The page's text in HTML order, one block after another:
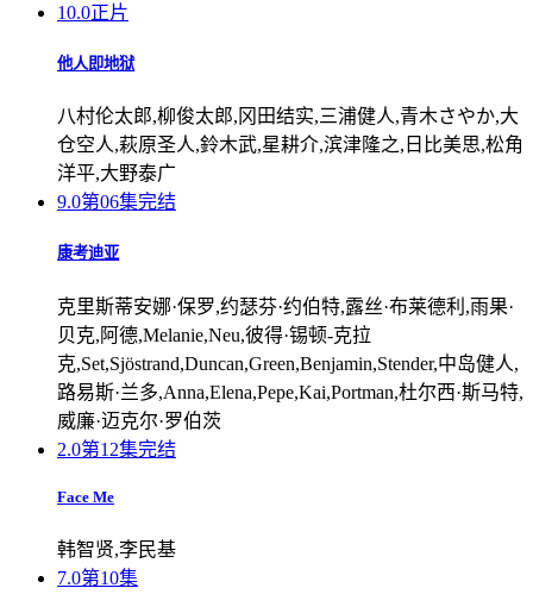
10.0正片
他人即地狱
八村伦太郎,柳俊太郎,冈田结实,三浦健人,青木さやか,大
仓空人,萩原圣人,鈴木武,星耕介,滨津隆之,日比美思,松角
洋平,大野泰广
9.0第06集完结
康考迪亚
克里斯蒂安娜·保罗,约瑟芬·约伯特,露丝·布莱德利,雨果·
贝克,阿德,Melanie,Neu,彼得·锡顿-克拉
克,Set,Sjöstrand,Duncan,Green,Benjamin,Stender,中岛健人,
路易斯·兰多,Anna,Elena,Pepe,Kai,Portman,杜尔西·斯马特,
威廉·迈克尔·罗伯茨
2.0第12集完结
Face Me
韩智贤,李民基
7.0第10集